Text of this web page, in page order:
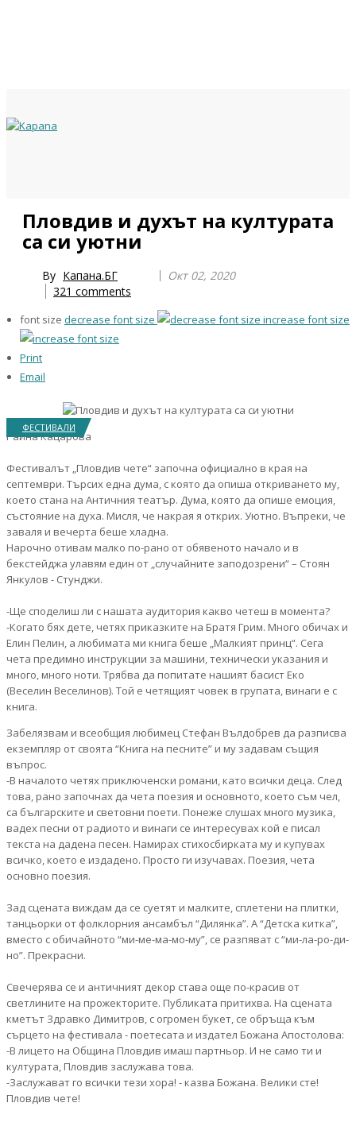
Пловдив и духът на културата
са си уютни
By Капана.БГ
Окт 02, 2020
321 comments
font size decrease font size increase font size
Print
Email
ФЕСТИВАЛИ
Райна Кацарова
Фестивалът „Пловдив чете“ започна официално в края на
септември. Търсих една дума, с която да опиша откриването му,
което стана на Античния театър. Дума, която да опише емоция,
състояние на духа. Мисля, че накрая я открих. Уютно. Въпреки, че
заваля и вечерта беше хладна.
Нарочно отивам малко по-рано от обявеното начало и в
бекстейджа улавям един от „случайните заподозрени“ – Стоян
Янкулов - Стунджи.
-Ще споделиш ли с нашата аудитория какво четеш в момента?
-Когато бях дете, четях приказките на Братя Грим. Много обичах и
Елин Пелин, а любимата ми книга беше „Малкият принц“. Сега
чета предимно инструкции за машини, технически указания и
много, много ноти. Трябва да попитате нашият басист Еко
(Веселин Веселинов). Той е четящият човек в групата, винаги е с
книга.
Забелязвам и всеобщия любимец Стефан Вълдобрев да разписва
екземпляр от своята “Книга на песните” и му задавам същия
въпрос.
-В началото четях приключенски романи, като всички деца. След
това, рано започнах да чета поезия и основното, което съм чел,
са българските и световни поети. Понеже слушах много музика,
вадех песни от радиото и винаги се интересувах кой е писал
текста на дадена песен. Намирах стихосбирката му и купувах
всичко, което е издадено. Просто ги изучавах. Поезия, чета
основно поезия.
Зад сцената виждам да се суетят и малките, сплетени на плитки,
танцьорки от фолклорния ансамбъл “Дилянка”. А “Детска китка”,
вместо с обичайното “ми-ме-ма-мо-му”, се разпяват с “ми-ла-ро-ди-
но”. Прекрасни.
Свечерява се и античният декор става още по-красив от
светлините на прожекторите. Публиката притихва. На сцената
кметът Здравко Димитров, с огромен букет, се обръща към
сърцето на фестивала - поетесата и издател Божана Апостолова:
-В лицето на Община Пловдив имаш партньор. И не само ти и
културата, Пловдив заслужава това.
-Заслужават го всички тези хора! - казва Божана. Велики сте!
Пловдив чете!
Year
Month
Year
Month